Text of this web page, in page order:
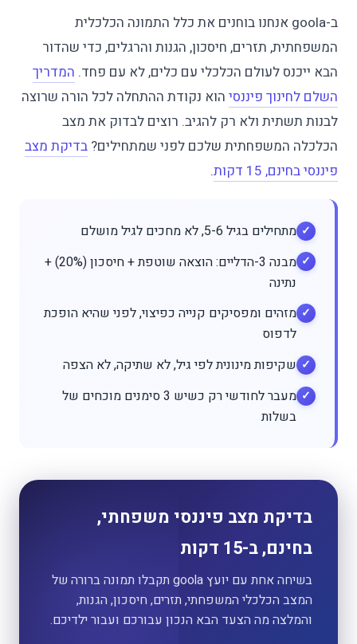
ב-goola אנחנו בוחנים את כלל התמונה הכלכלית
המשפחתית, תזרים, חיסכון, הגנות והרגלים, כדי שהדור
הבא ייכנס לעולם הכלכלי עם כלים, לא עם פחד. המדריך
השלם לחינוך פיננסי הוא נקודת ההתחלה לכל הורה שרוצה
לבנות תשתית ולא רק להגיב. רוצים לבדוק את מצב
הכלכלה המשפחתית שלכם לפני שמתחילים? בדיקת מצב
פיננסי בחינם, 15 דקות
.
מתחילים בגיל 5-6, לא מחכים לגיל מושלם
מבנה 3-הדליים: הוצאה שוטפת + חיסכון (20%) +
נתינה
מזהים ומפסיקים קנייה כפיצוי, לפני שהיא הופכת
לדפוס
שקיפות מינונית לפי גיל, לא שתיקה, לא הצפה
מעבר לחודשי רק כשיש 3 סימנים מוכחים של
בשלות
בדיקת מצב פיננסי משפחתי,
בחינם, ב-15 דקות
בשיחה אחת עם יועץ goola תקבלו תמונה ברורה של
המצב הכלכלי המשפחתי, תזרים, חיסכון, הגנות,
והמלצה מה הצעד הבא הנכון עבורכם ועבור ילדיכם.